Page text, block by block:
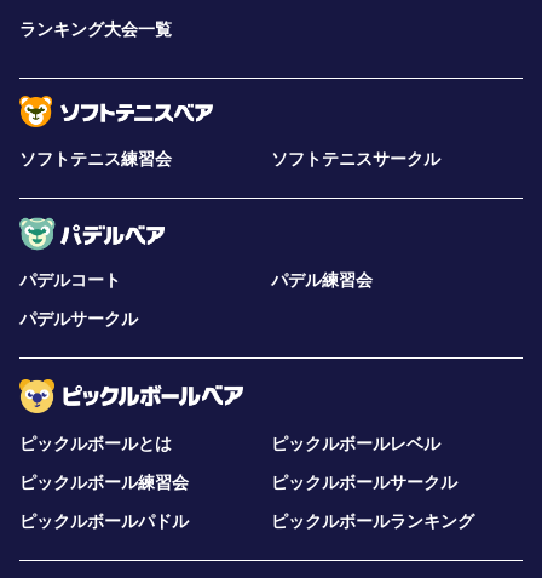
ランキング大会一覧
ソフトテニス練習会 ソフトテニスサークル
パデルコート
パデル練習会
パデルサークル
ピックルボールとは
ピックルボールレベル
ピックルボール練習会
ピックルボールサークル
ピックルボールパドル
ピックルボールランキング